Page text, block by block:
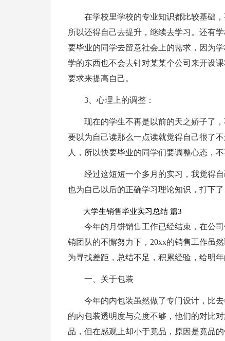
在学校里学校的专业知识都比较基础
所以还得自己去提升，继续去学习。还有
要毕业的同学去留意社会上的需求，因为
学的东西也不会去针对某某个公司来开设
要求来提高自己。
3、心理上的调整：
现在的学生不再是以前的天之娇子了
要以为自己读那么一点读就觉得自己很了
人，所以快要毕业的同学们要调整心态，不
经过这短短一个多月的实习，我觉得
也为自己以后的正确学习理论知识，打下了
大学生销售毕业实习总结 篇3
今年的月饼销售工作已经结束，在公
销团队的不懈努力下，20xx的销售工作虽
为寻找差距，总结不足，积累经验，给明
一、关于包装
今年的内包装虽然做了专门设计，比
的内包装透明度与亮度不够，他们的对比
品，但在感观上却小于竟品，原因是竟品